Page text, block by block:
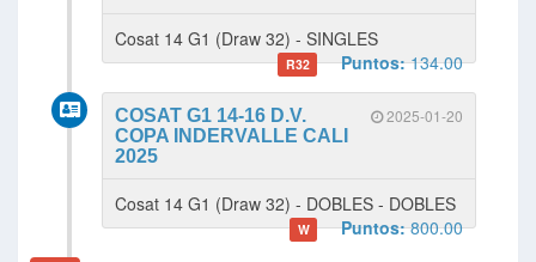
Cosat 14 G1 (Draw 32) - SINGLES
R32 Puntos:134.00
2025-01-20
COSAT G1 14-16 D.V.
COPA INDERVALLE CALI
2025
Cosat 14 G1 (Draw 32) - DOBLES - DOBLES
W Puntos:800.00